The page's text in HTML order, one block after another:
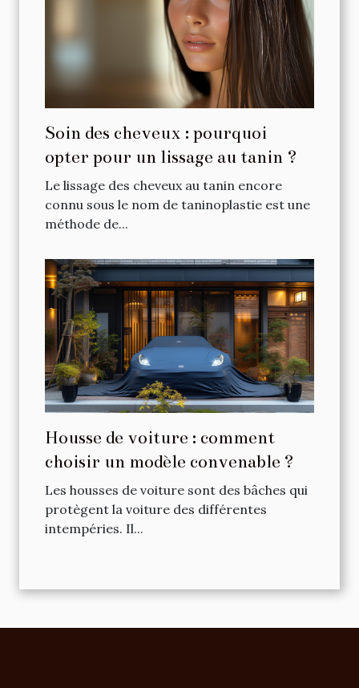
Soin des cheveux : pourquoi
opter pour un lissage au tanin ?
Le lissage des cheveux au tanin encore
connu sous le nom de taninoplastie est une
méthode de...
Housse de voiture : comment
choisir un modèle convenable ?
Les housses de voiture sont des bâches qui
protègent la voiture des différentes
intempéries. Il...